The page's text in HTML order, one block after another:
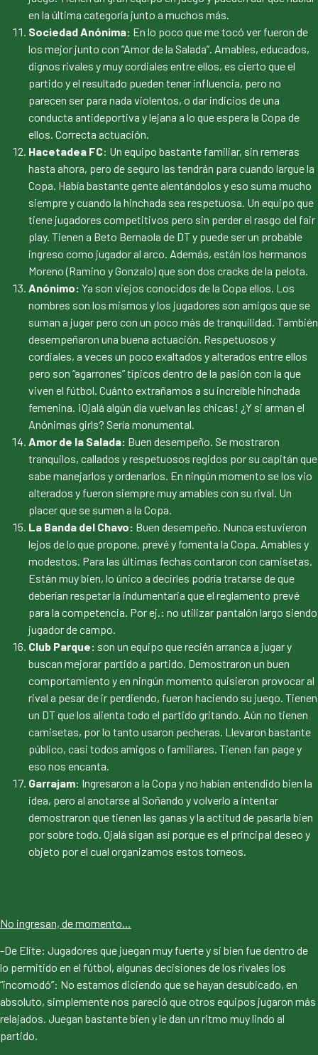
en la última categoría junto a muchos más.
Sociedad Anónima: En lo poco que me tocó ver fueron de
los mejor junto con “Amor de la Salada”. Amables, educados,
dignos rivales y muy cordiales entre ellos, es cierto que el
partido y el resultado pueden tener influencia, pero no
parecen ser para nada violentos, o dar indicios de una
conducta antideportiva y lejana a lo que espera la Copa de
ellos. Correcta actuación.
Hacetadea FC: Un equipo bastante familiar, sin remeras
hasta ahora, pero de seguro las tendrán para cuando largue la
Copa. Había bastante gente alentándolos y eso suma mucho
siempre y cuando la hinchada sea respetuosa. Un equipo que
tiene jugadores competitivos pero sin perder el rasgo del fair
play. Tienen a Beto Bernaola de DT y puede ser un probable
ingreso como jugador al arco. Además, están los hermanos
Moreno (Ramino y Gonzalo) que son dos cracks de la pelota.
Anónimo: Ya son viejos conocidos de la Copa ellos. Los
nombres son los mismos y los jugadores son amigos que se
suman a jugar pero con un poco más de tranquilidad. También
desempeñaron una buena actuación. Respetuosos y
cordiales, a veces un poco exaltados y alterados entre ellos
pero son “agarrones” típicos dentro de la pasión con la que
viven el fútbol. Cuánto extrañamos a su increíble hinchada
femenina. ¡Ojalá algún día vuelvan las chicas! ¿Y si arman el
Anónimas girls? Sería monumental.
Amor de la Salada: Buen desempeño. Se mostraron
tranquilos, callados y respetuosos regidos por su capitán que
sabe manejarlos y ordenarlos. En ningún momento se los vio
alterados y fueron siempre muy amables con su rival. Un
placer que se sumen a la Copa.
La Banda del Chavo: Buen desempeño. Nunca estuvieron
lejos de lo que propone, prevé y fomenta la Copa. Amables y
modestos. Para las últimas fechas contaron con camisetas.
Están muy bien, lo único a decirles podría tratarse de que
deberían respetar la indumentaria que el reglamento prevé
para la competencia. Por ej.: no utilizar pantalón largo siendo
jugador de campo.
Club Parque: son un equipo que recién arranca a jugar y
buscan mejorar partido a partido. Demostraron un buen
comportamiento y en ningún momento quisieron provocar al
rival a pesar de ir perdiendo, fueron haciendo su juego. Tienen
un DT que los alienta todo el partido gritando. Aún no tienen
camisetas, por lo tanto usaron pecheras. Llevaron bastante
público, casi todos amigos o familiares. Tienen fan page y
eso nos encanta.
Garrajam: Ingresaron a la Copa y no habían entendido bien la
idea, pero al anotarse al Soñando y volverlo a intentar
demostraron que tienen las ganas y la actitud de pasarla bien
por sobre todo. Ojalá sigan así porque es el principal deseo y
objeto por el cual organizamos estos torneos.
No ingresan, de momento…
-De Elite: Jugadores que juegan muy fuerte y si bien fue dentro de
lo permitido en el fútbol, algunas decisiones de los rivales los
“incomodó”: No estamos diciendo que se hayan desubicado, en
absoluto, simplemente nos pareció que otros equipos jugaron más
relajados. Juegan bastante bien y le dan un ritmo muy lindo al
partido.